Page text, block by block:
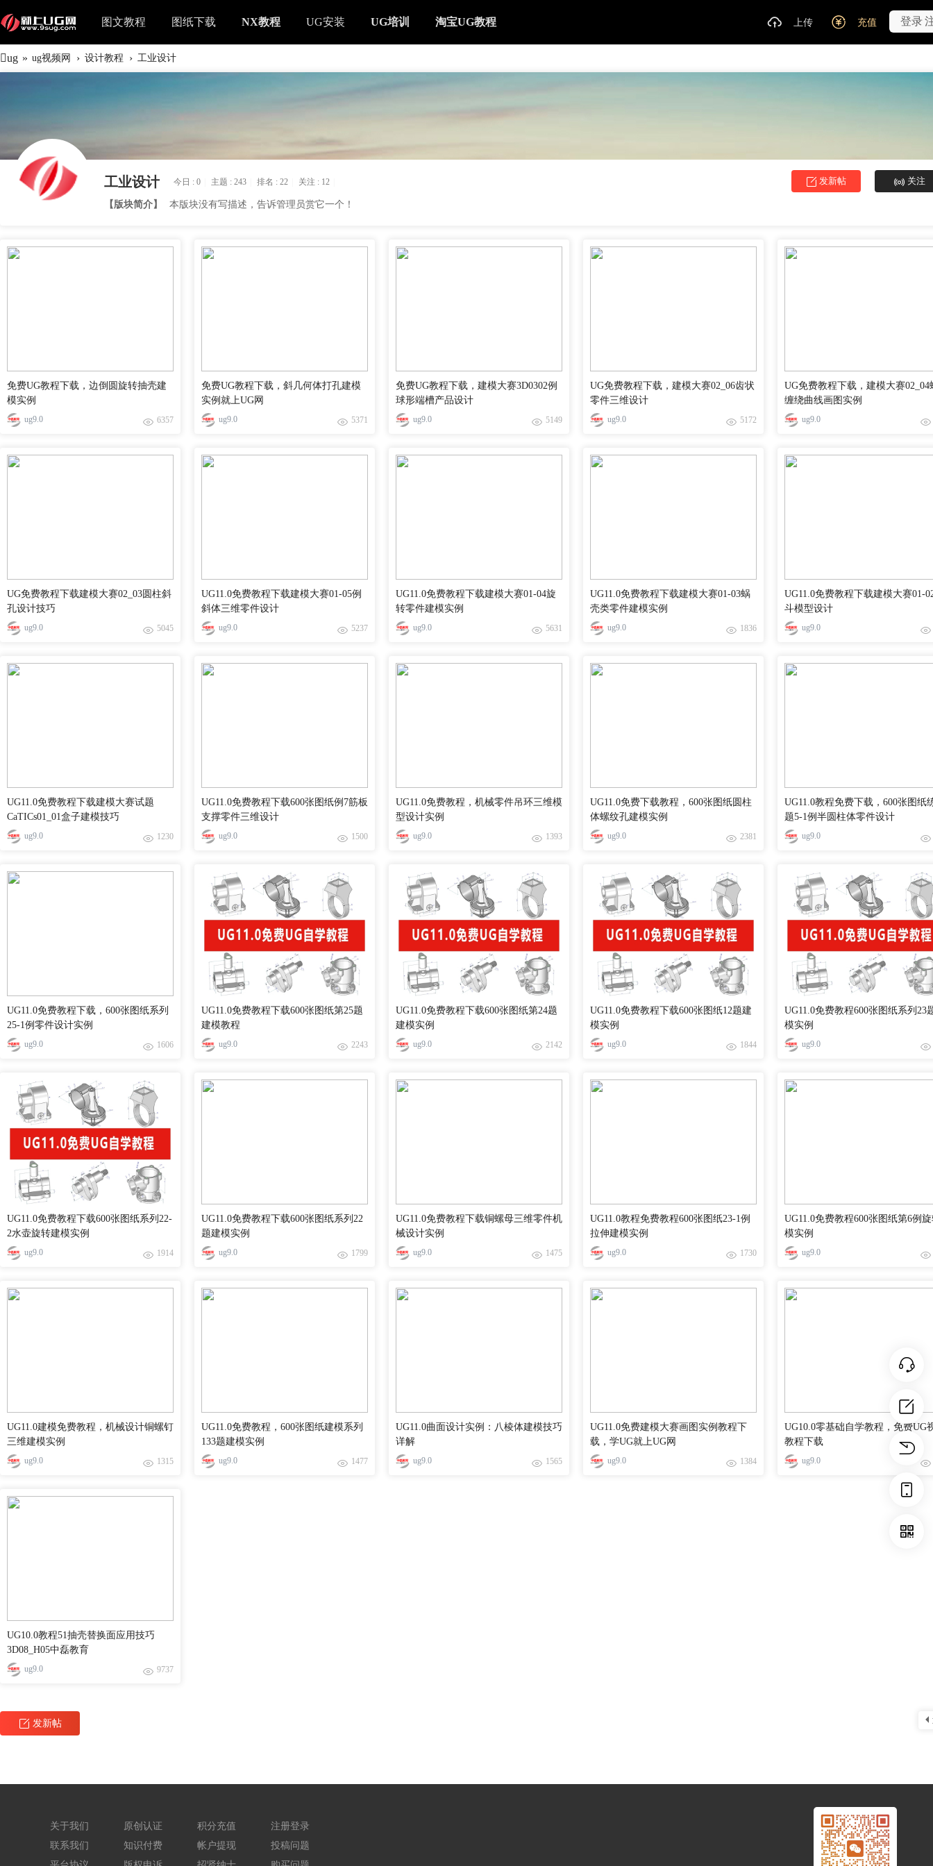
图文教程 图纸下载 NX教程 UG安装 UG培训 淘宝UG教程 登录
上传 充值
ug » ug视频网 › 设计教程 › 工业设计
工业设计 今日 : 0 主题 : 243 排名 : 22 关注 : 12 关注
发新帖
【版块简介】 本版块没有写描述，告诉管理员赏它一个！
免费UG教程下载，边倒圆旋转抽壳建
模实例
ug9.0 6357
免费UG教程下载，斜几何体打孔建模
实例就上UG网
ug9.0 5371
免费UG教程下载，建模大赛3D0302例
球形端槽产品设计
ug9.0 5149
UG免费教程下载，建模大赛02_06齿状
零件三维设计
ug9.0 5172
UG免费教程下载，建模大赛02_04
缠绕曲线画图实例
ug9.0
UG免费教程下载建模大赛02_03圆柱斜
孔设计技巧
ug9.0 5045
UG11.0免费教程下载建模大赛01-05例
斜体三维零件设计
ug9.0 5237
UG11.0免费教程下载建模大赛01-04旋
转零件建模实例
ug9.0 5631
UG11.0免费教程下载建模大赛01-03蜗
壳类零件建模实例
ug9.0 1836
UG11.0免费教程下载建模大赛01-
斗模型设计
ug9.0
UG11.0免费教程下载建模大赛试题
CaTICs01_01盒子建模技巧
ug9.0 1230
UG11.0免费教程下载600张图纸例7筋板
支撑零件三维设计
ug9.0 1500
UG11.0免费教程，机械零件吊环三维模
型设计实例
ug9.0 1393
UG11.0免费下载教程，600张图纸圆柱
体螺纹孔建模实例
ug9.0 2381
UG11.0教程免费下载，600张图纸
题5-1例半圆柱体零件设计
ug9.0
UG11.0免费教程下载，600张图纸系列
25-1例零件设计实例
ug9.0 1606
UG11.0免费教程下载600张图纸第25题
建模教程
ug9.0 2243
UG11.0免费教程下载600张图纸第24题
建模实例
ug9.0 2142
UG11.0免费教程下载600张图纸12题建
模实例
ug9.0 1844
UG11.0免费教程600张图纸系列23
模实例
ug9.0
UG11.0免费教程下载600张图纸系列22-
2水壶旋转建模实例
ug9.0 1914
UG11.0免费教程下载600张图纸系列22
题建模实例
ug9.0 1799
UG11.0免费教程下载铜螺母三维零件机
械设计实例
ug9.0 1475
UG11.0教程免费教程600张图纸23-1例
拉伸建模实例
ug9.0 1730
UG11.0免费教程600张图纸第6例
模实例
ug9.0
UG11.0建模免费教程，机械设计铜螺钉
三维建模实例
ug9.0 1315
UG11.0免费教程，600张图纸建模系列
133题建模实例
ug9.0 1477
UG11.0曲面设计实例：八棱体建模技巧
详解
ug9.0 1565
UG11.0免费建模大赛画图实例教程下
载，学UG就上UG网
ug9.0 1384
UG10.0零基础自学教程，免费UG
教程下载
ug9.0
UG10.0教程51抽壳替换面应用技巧
3D08_H05中磊教育
ug9.0 9737
发新帖
关于我们
联系我们
原创认证
知识付费
积分充值
帐户提现
注册登录
投稿问题